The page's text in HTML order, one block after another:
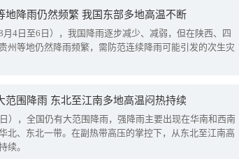
地降雨仍然频繁 我国东部多地高温不断
月4日至6日），我国降雨逐步减少、减弱，但在陕西、四
州等地仍然降雨频繁，需防范连续降雨可能引发的次生灾
范围降雨 东北至江南多地高温闷热持续
），全国仍有大范围降雨，强降雨主要出现在华南和西南
北、东北一带。在副热带高压的掌控下，从东北至江南高
续。